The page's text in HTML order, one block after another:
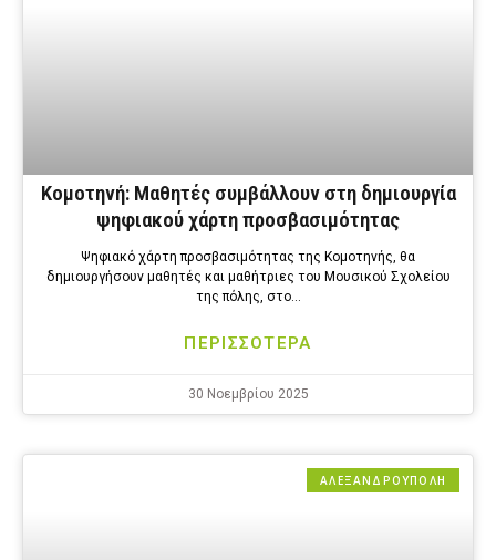
Κομοτηνή: Μαθητές συμβάλλουν στη δημιουργία
ψηφιακού χάρτη προσβασιμότητας
Ψηφιακό χάρτη προσβασιμότητας της Κομοτηνής, θα
δημιουργήσουν μαθητές και μαθήτριες του Μουσικού Σχολείου
της πόλης, στο…
ΠΕΡΙΣΣΟΤΕΡΑ
30 Νοεμβρίου 2025
ΑΛΕΞΑΝΔΡΟΎΠΟΛΗ